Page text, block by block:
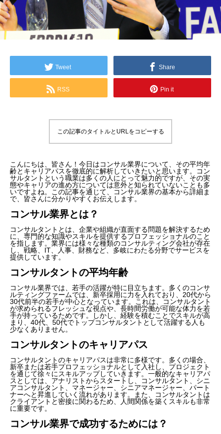
Tweet Share
RSS Pin it
この記事のタイトルとURLをコピーする
こんにちは、皆さん！今日はコンサル業界について、その平均年
齢とキャリアパスを徹底的に解析していきたいと思います。コン
サルタントという職業は多くの人にとって魅力的ですが、その実
態やキャリアの進め方については意外と知られていないことも多
いですよね。この記事を通じて、コンサル業界の基本から詳細ま
で、皆さんに分かりやすくお伝えします。
コンサル業界とは？
コンサルタントとは、企業や組織が直面する問題を解決するため
に、専門的な知識やスキルを提供するプロフェッショナルのこと
を指します。業界には様々な種類のコンサルティング会社が存在
し、戦略、IT、人事、財務など、多岐にわたる分野でサービスを
提供しています。
コンサルタントの平均年齢
コンサル業界では、若手の活躍が特に目立ちます。多くのコンサ
ルティングファームでは、新卒採用に力を入れており、20代から
30代前半の若手が中心となっています。これは、コンサルタント
が求められるフレッシュな視点や、長時間労働が可能な体力を若
手が持っているためです。しかし、経験を積むことでスキルが高
まり、40代、50代でトップコンサルタントとして活躍する人も
少なくありません。
コンサルタントのキャリアパス
コンサルタントのキャリアパスは非常に多様です。多くの場合、
新卒または若手プロフェッショナルとして入社し、プロジェクト
を通じて徐々にスキルアップしていきます。一般的なキャリアパ
スとしては、アナリストからスタートし、コンサルタント、シニ
アコンサルタント、マネージャー、シニアマネージャー、パート
ナーへと昇進していく流れがあります。また、コンサルタントは
クライアントと密接に関わるため、人間関係を築くスキルも非常
に重要です。
コンサル業界で成功するためには？